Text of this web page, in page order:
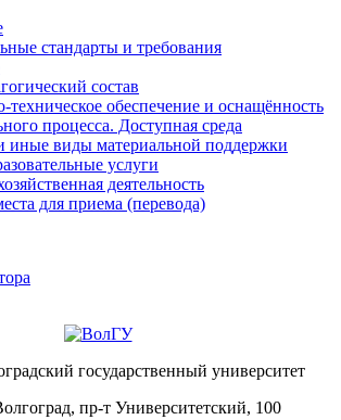
стандарты и требования
состав
техническое обеспечение и оснащённость
процесса. Доступная среда
иные виды материальной поддержки
услуги
деятельность
для приема (перевода)
государственный университет
пр-т Университетский, 100